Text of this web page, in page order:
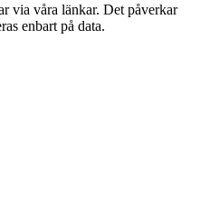
via våra länkar. Det påverkar
enbart på data.